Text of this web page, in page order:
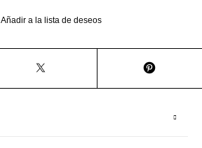
Añadir a la lista de deseos